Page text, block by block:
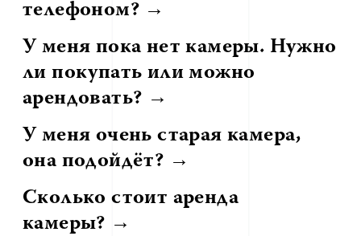
телефоном? →
У меня пока нет камеры. Нужно
ли покупать или можно
арендовать? →
У меня очень старая камера,
она подойдёт? →
Сколько стоит аренда
камеры? →